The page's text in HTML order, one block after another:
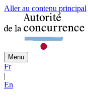
Aller au contenu principal
Menu
Fr
|
En